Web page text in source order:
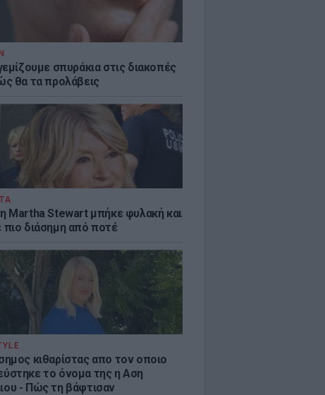
γεμίζουμε σπυράκια στις διακοπές
θα τα προλάβεις
Martha Stewart μπήκε φυλακή και
πιο διάσημη από ποτέ
κιθαρίστας απο τον οποιο
το όνομα της η Αση
- Πώς τη βάφτισαν